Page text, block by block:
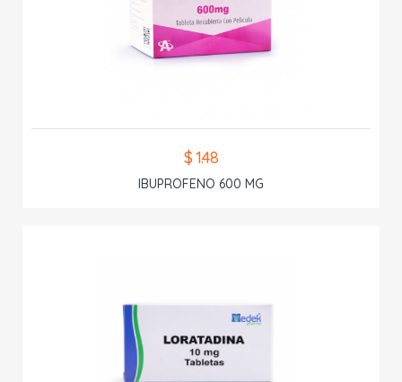
$ 1.48
IBUPROFENO 600 MG